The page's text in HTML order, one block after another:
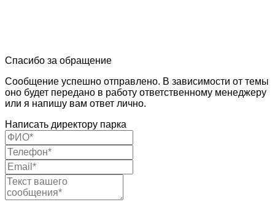
Спасибо за обращение
Сообщение успешно отправлено. В зависимости от темы
оно будет передано в работу ответственному менеджеру
или я напишу вам ответ лично.
Написать директору парка